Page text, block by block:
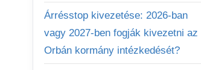
Árrésstop kivezetése: 2026-ban
vagy 2027-ben fogják kivezetni az
Orbán kormány intézkedését?